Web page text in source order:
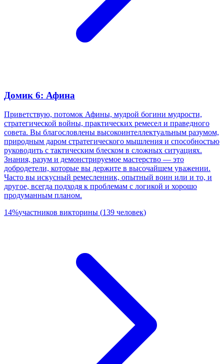
Домик 6: Афина
Приветствую, потомок Афины, мудрой богини мудрости,
стратегической войны, практических ремесел и праведного
совета. Вы благословлены высокоинтеллектуальным разумом,
природным даром стратегического мышления и способностью
руководить с тактическим блеском в сложных ситуациях.
Знания, разум и демонстрируемое мастерство — это
добродетели, которые вы держите в высочайшем уважении.
Часто вы искусный ремесленник, опытный воин или и то, и
другое, всегда подходя к проблемам с логикой и хорошо
продуманным планом.
14%участников викторины (139 человек)